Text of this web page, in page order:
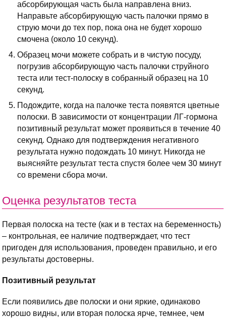
абсорбирующая часть была направлена вниз.
Направьте абсорбирующую часть палочки прямо в
струю мочи до тех пор, пока она не будет хорошо
смочена (около 10 секунд).
Образец мочи можете собрать и в чистую посуду,
погрузив абсорбирующую часть палочки струйного
теста или тест-полоску в собранный образец на 10
секунд.
Подождите, когда на палочке теста появятся цветные
полоски. В зависимости от концентрации ЛГ-гормона
позитивный результат может проявиться в течение 40
секунд. Однако для подтверждения негативного
результата нужно подождать 10 минут. Никогда не
выясняйте результат теста спустя более чем 30 минут
со времени сбора мочи.
Оценка результатов теста
Первая полоска на тесте (как и в тестах на беременность)
– контрольная, ее наличие подтверждает, что тест
пригоден для использования, проведен правильно, и его
результаты достоверны.
Позитивный результат
Если появились две полоски и они яркие, одинаково
хорошо видны, или вторая полоска ярче, темнее, чем